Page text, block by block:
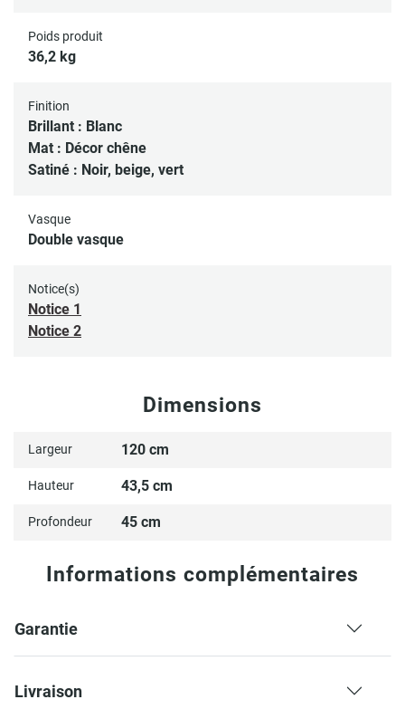
Poids produit
36,2 kg
Finition
Brillant : Blanc
Mat : Décor chêne
Satiné : Noir, beige, vert
Vasque
Double vasque
Notice(s)
Notice 1
Notice 2
Dimensions
Largeur 120 cm
Hauteur 43,5 cm
Profondeur 45 cm
Informations complémentaires
Garantie
Livraison